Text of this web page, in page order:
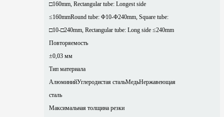
□160mm, Rectangular tube: Longest side
≤160mmRound tube: Φ10-Φ240mm, Square tube:
□10-□240mm, Rectangular tube: Long side ≤240mm
Повторяемость
±0,03 мм
Тип материала
АлюминийУглеродистая стальМедьНержавеющая
сталь
Максимальная толщина резки